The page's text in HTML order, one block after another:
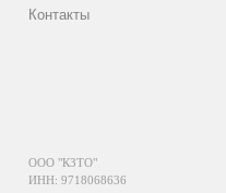
Контакты
ООО "КЗТО"
ИНН: 9718068636